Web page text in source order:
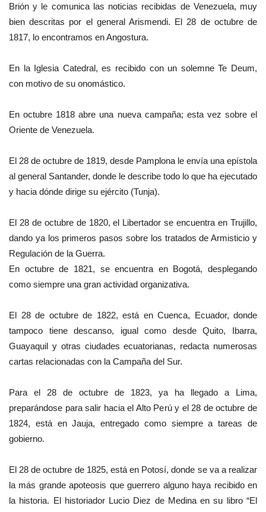
Brión y le comunica las noticias recibidas de Venezuela, muy
bien descritas por el general Arismendi. El 28 de octubre de
1817, lo encontramos en Angostura.
En la Iglesia Catedral, es recibido con un solemne Te Deum,
con motivo de su onomástico.
En octubre 1818 abre una nueva campaña; esta vez sobre el
Oriente de Venezuela.
El 28 de octubre de 1819, desde Pamplona le envía una epístola
al general Santander, donde le describe todo lo que ha ejecutado
y hacia dónde dirige su ejército (Tunja).
El 28 de octubre de 1820, el Libertador se encuentra en Trujillo,
dando ya los primeros pasos sobre los tratados de Armisticio y
Regulación de la Guerra.
En octubre de 1821, se encuentra en Bogotá, desplegando
como siempre una gran actividad organizativa.
El 28 de octubre de 1822, está en Cuenca, Ecuador, donde
tampoco tiene descanso, igual como desde Quito, Ibarra,
Guayaquil y otras ciudades ecuatorianas, redacta numerosas
cartas relacionadas con la Campaña del Sur.
Para el 28 de octubre de 1823, ya ha llegado a Lima,
preparándose para salir hacia el Alto Perú y el 28 de octubre de
1824, está en Jauja, entregado como siempre a tareas de
gobierno.
El 28 de octubre de 1825, está en Potosí, donde se va a realizar
la más grande apoteosis que guerrero alguno haya recibido en
la historia. El historiador Lucio Diez de Medina en su libro “El